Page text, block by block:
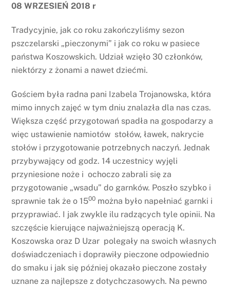
08 WRZESIEŃ 2018 r
Tradycyjnie, jak co roku zakończyliśmy sezon
pszczelarski „pieczonymi” i jak co roku w pasiece
państwa Koszowskich. Udział wzięło 30 członków,
niektórzy z żonami a nawet dziećmi.
Gościem była radna pani Izabela Trojanowska, która
mimo innych zajęć w tym dniu znalazła dla nas czas.
Większa część przygotowań spadła na gospodarzy a
więc ustawienie namiotów stołów, ławek, nakrycie
stołów i przygotowanie potrzebnych naczyń. Jednak
przybywający od godz. 14 uczestnicy wyjęli
przyniesione noże i ochoczo zabrali się za
przygotowanie „wsadu” do garnków. Poszło szybko i
sprawnie tak że o 1500 można było napełniać garnki i
przyprawiać. I jak zwykle ilu radzących tyle opinii. Na
szczęście kierujące najważniejszą operacją K.
Koszowska oraz D Uzar polegały na swoich własnych
doświadczeniach i doprawiły pieczone odpowiednio
do smaku i jak się później okazało pieczone zostały
uznane za najlepsze z dotychczasowych. Na pewno